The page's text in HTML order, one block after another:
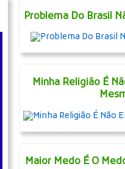
Problema Do Brasil
Minha Religião É
Maior Medo É O